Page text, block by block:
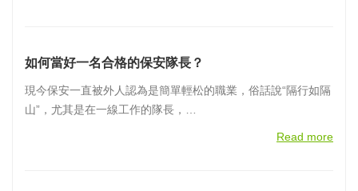
如何當好一名合格的保安隊長？
現今保安一直被外人認為是簡單輕松的職業，俗話說“隔行如隔
山”，尤其是在一線工作的隊長，…
Read more